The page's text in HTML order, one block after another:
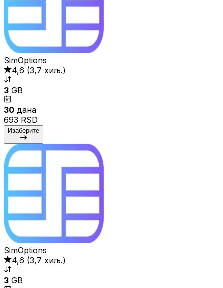
SimOptions
4,6 (3,7 хиљ.)
3 GB
30 дана
693 RSD
Изаберите
SimOptions
4,6 (3,7 хиљ.)
3 GB